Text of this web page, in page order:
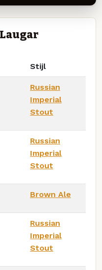
Stijl
Russian
Imperial
Stout
Russian
Imperial
Stout
Brown Ale
Russian
Imperial
Stout